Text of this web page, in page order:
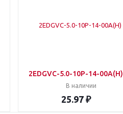
2EDGVC-5.0-10P-14-00A(H)
В наличии
25.97 ₽